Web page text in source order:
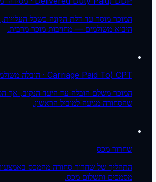
המוכר מוסר עד דלת הקונה כשכל
היבוא משולמים — מחויבות מוכר מרבית.
CPT (Carriage Paid To · הובלה משולמת עד)
המוכר משלם הובלה עד היעד הנקוב, אך
שהסחורה מגיעה למוביל הראשון.
שחרור מכס
התהליך של שחרור סחורה מהמכס
מסמכים ותשלום מכס.